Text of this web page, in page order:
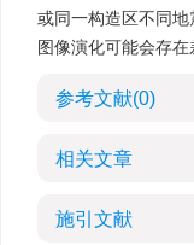
或同一构造区不同
图像演化可能会存在
参考文献(0)
相关文章
施引文献